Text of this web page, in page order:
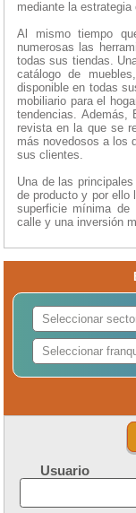
mediante la
Al mismo tiempo
numerosas las
todas sus tiendas.
catálogo de
disponible en todas
mobiliario para el
tendencias. Además,
revista en la que se
más novedosos a los
sus clientes.
Una de las
de producto y por ello
superficie mínima
calle y una inversión
Usuario